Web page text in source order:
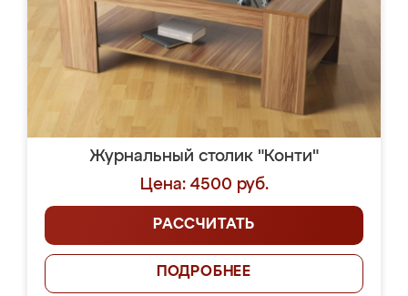
Журнальный столик "Конти"
Цена: 4500 руб.
РАССЧИТАТЬ
ПОДРОБНЕЕ